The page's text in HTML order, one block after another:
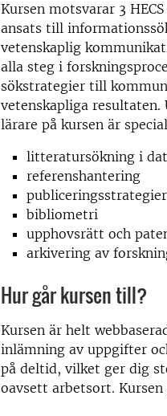
Kursen motsvarar 3
ansats till
vetenskaplig
alla steg i
sökstrategier till
vetenskapliga resultaten.
lärare på kursen är
litteratursökning i
referenshantering
publiceringsstrategier
bibliometri
upphovsrätt och
arkivering av
Hur går kursen till?
Kursen är helt
inlämning av uppgifter
på deltid, vilket ger dig
oavsett arbetsort. Kursen